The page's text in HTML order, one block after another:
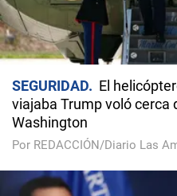
SEGURIDAD
El
viajaba Trump voló cerca
Washington
Por REDACCIÓN/Diario Las